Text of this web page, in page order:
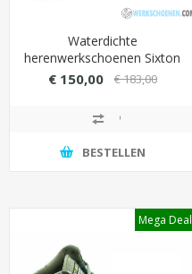
Waterdichte
herenwerkschoenen Sixton
Adventure hoog S3
€ 150,00 € 183,00
BESTELLEN
Mega Deal